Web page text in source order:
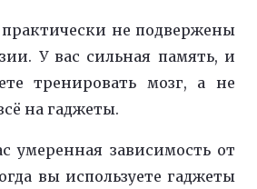
практически не подвержены
У вас сильная память, и
тренировать мозг, а не
на гаджеты.
умеренная зависимость от
вы используете гаджеты